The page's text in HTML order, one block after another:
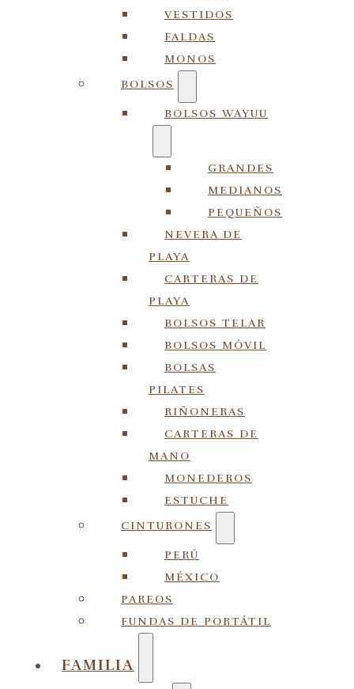
VESTIDOS
FALDAS
MONOS
BOLSOS
BOLSOS WAYUU
GRANDES
MEDIANOS
PEQUEÑOS
NEVERA DE
PLAYA
CARTERAS DE
PLAYA
BOLSOS TELAR
BOLSOS MÓVIL
BOLSAS
PILATES
RIÑONERAS
CARTERAS DE
MANO
MONEDEROS
ESTUCHE
CINTURONES
PERÚ
MÉXICO
PAREOS
FUNDAS DE PORTÁTIL
FAMILIA